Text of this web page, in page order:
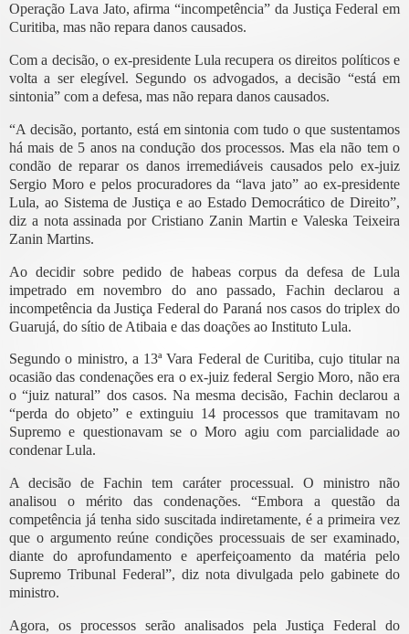
Operação Lava Jato, afirma “incompetência” da Justiça Federal em
Curitiba, mas não repara danos causados.
Com a decisão, o ex-presidente Lula recupera os direitos políticos e
volta a ser elegível. Segundo os advogados, a decisão “está em
sintonia” com a defesa, mas não repara danos causados.
“A decisão, portanto, está em sintonia com tudo o que sustentamos
há mais de 5 anos na condução dos processos. Mas ela não tem o
condão de reparar os danos irremediáveis causados pelo ex-juiz
Sergio Moro e pelos procuradores da “lava jato” ao ex-presidente
Lula, ao Sistema de Justiça e ao Estado Democrático de Direito”,
diz a nota assinada por Cristiano Zanin Martin e Valeska Teixeira
Zanin Martins.
Ao decidir sobre pedido de habeas corpus da defesa de Lula
impetrado em novembro do ano passado, Fachin declarou a
incompetência da Justiça Federal do Paraná nos casos do triplex do
Guarujá, do sítio de Atibaia e das doações ao Instituto Lula.
Segundo o ministro, a 13ª Vara Federal de Curitiba, cujo titular na
ocasião das condenações era o ex-juiz federal Sergio Moro, não era
o “juiz natural” dos casos. Na mesma decisão, Fachin declarou a
“perda do objeto” e extinguiu 14 processos que tramitavam no
Supremo e questionavam se o Moro agiu com parcialidade ao
condenar Lula.
A decisão de Fachin tem caráter processual. O ministro não
analisou o mérito das condenações. “Embora a questão da
competência já tenha sido suscitada indiretamente, é a primeira vez
que o argumento reúne condições processuais de ser examinado,
diante do aprofundamento e aperfeiçoamento da matéria pelo
Supremo Tribunal Federal”, diz nota divulgada pelo gabinete do
ministro.
Agora, os processos serão analisados pela Justiça Federal do